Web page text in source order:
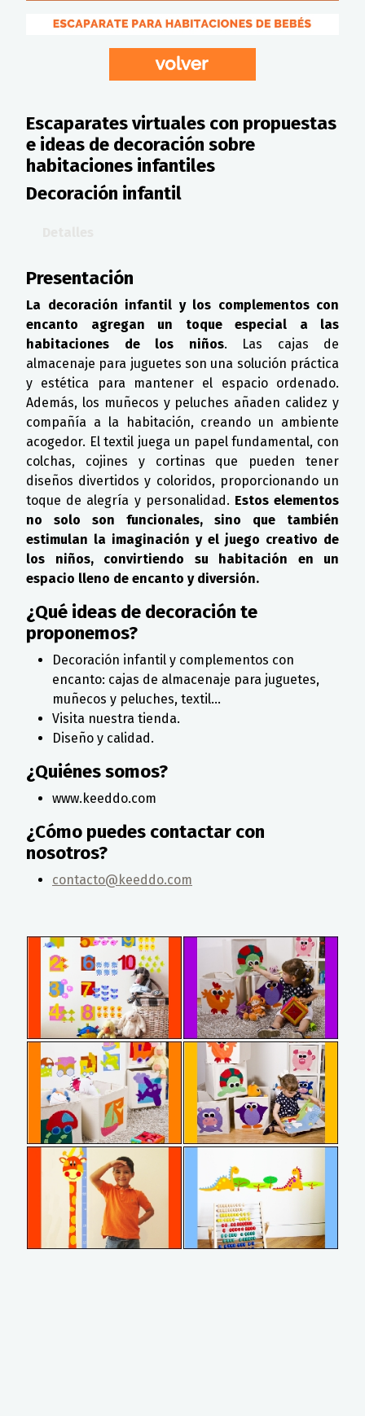
Escaparates virtuales con propuestas
e ideas de decoración sobre
habitaciones infantiles
Decoración infantil
Presentación
La decoración infantil y los complementos con
encanto agregan un toque especial a las
habitaciones de los niños. Las cajas de
almacenaje para juguetes son una solución práctica
y estética para mantener el espacio ordenado.
Además, los muñecos y peluches añaden calidez y
compañía a la habitación, creando un ambiente
acogedor. El textil juega un papel fundamental, con
colchas, cojines y cortinas que pueden tener
diseños divertidos y coloridos, proporcionando un
toque de alegría y personalidad. Estos elementos
no solo son funcionales, sino que también
estimulan la imaginación y el juego creativo de
los niños, convirtiendo su habitación en un
espacio lleno de encanto y diversión.
¿Qué ideas de decoración te
proponemos?
Decoración infantil y complementos con
encanto: cajas de almacenaje para juguetes,
muñecos y peluches, textil...
Visita nuestra tienda.
Diseño y calidad.
¿Quiénes somos?
www.keeddo.com
¿Cómo puedes contactar con
nosotros?
contacto@keeddo.com